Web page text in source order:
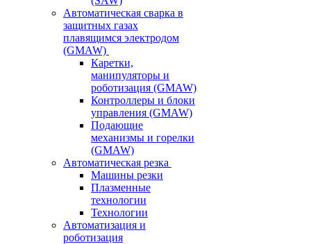
Автоматическая сварка в
защитных газах
плавящимся электродом
(GMAW)
Каретки,
манипуляторы и
роботизация (GMAW)
Контроллеры и блоки
управления (GMAW)
Подающие
механизмы и горелки
(GMAW)
Автоматическая резка
Машины резки
Плазменные
технологии
Технологии
Автоматизация и
роботизация